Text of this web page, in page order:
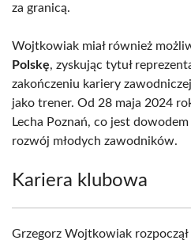
za granicą.
Wojtkowiak miał również
Polskę, zyskując tytuł
zakończeniu kariery
jako trener. Od 28 maja 2024
Lecha Poznań, co jest
rozwój młodych zawodników.
Kariera klubowa
Grzegorz Wojtkowiak rozpoczął